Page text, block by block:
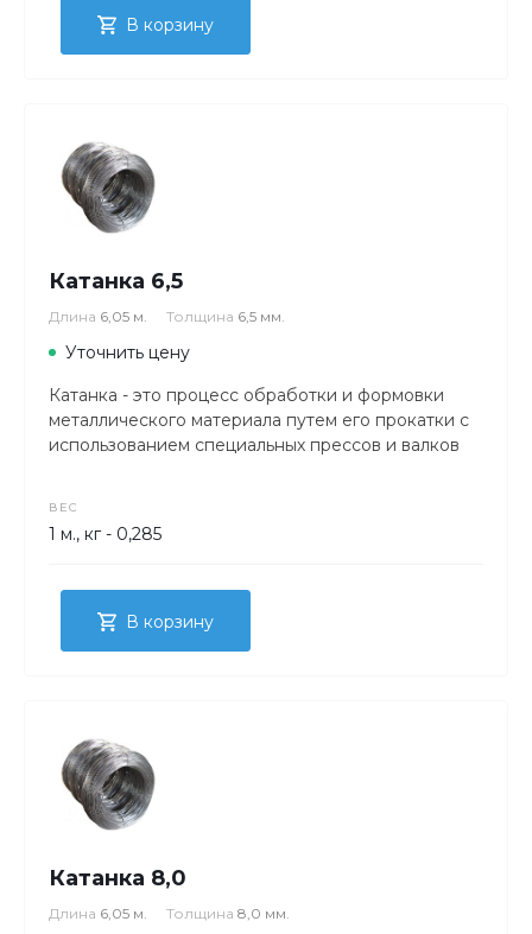
В корзину
Катанка 6,5
Длина 6,05 м. Толщина 6,5 мм.
Уточнить цену
Катанка - это процесс обработки и формовки
металлического материала путем его прокатки с
использованием специальных прессов и валков
ВЕС
1 м., кг - 0,285
В корзину
Катанка 8,0
Длина 6,05 м. Толщина 8,0 мм.